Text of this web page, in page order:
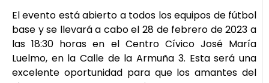
El evento está abierto a todos los equipos de fútbol
base y se llevará a cabo el 28 de febrero de 2023 a
las 18:30 horas en el Centro Cívico José María
Luelmo, en la Calle de la Armuña 3. Esta será una
excelente oportunidad para que los amantes del